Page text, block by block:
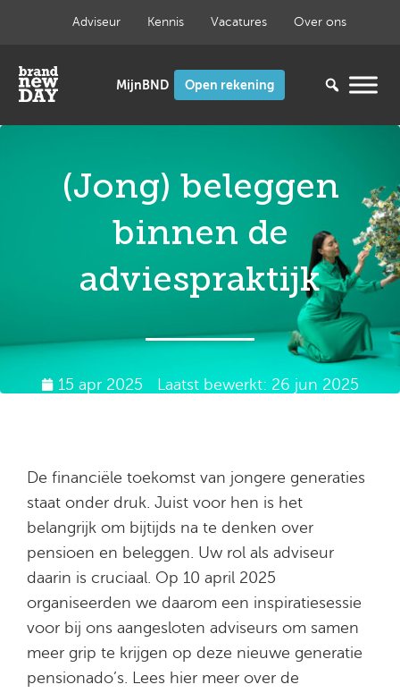
inhoud
Adviseur Kennis Vacatures Over ons
Open rekening
(Jong) beleggen
binnen de
adviespraktijk
15 apr 2025 Laatst bewerkt: 26 jun 2025
De financiële toekomst van jongere generaties
staat onder druk. Juist voor hen is het
belangrijk om bijtijds na te denken over
pensioen en beleggen. Uw rol als adviseur
daarin is cruciaal. Op 10 april 2025
organiseerden we daarom een inspiratiesessie
voor bij ons aangesloten adviseurs om samen
meer grip te krijgen op deze nieuwe generatie
pensionado’s. Lees hier meer over de